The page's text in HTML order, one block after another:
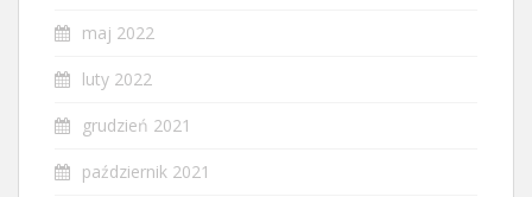
maj 2022
luty 2022
grudzień 2021
październik 2021